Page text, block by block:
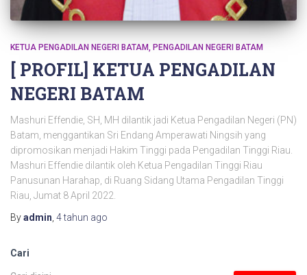
KETUA PENGADILAN NEGERI BATAM PENGADILAN NEGERI BATAM
[ PROFIL] KETUA PENGADILAN
NEGERI BATAM
Mashuri Effendie, SH, MH dilantik jadi Ketua Pengadilan Negeri (PN)
Batam, menggantikan Sri Endang Amperawati Ningsih yang
dipromosikan menjadi Hakim Tinggi pada Pengadilan Tinggi Riau.
Mashuri Effendie dilantik oleh Ketua Pengadilan Tinggi Riau
Panusunan Harahap, di Ruang Sidang Utama Pengadilan Tinggi
Riau, Jumat 8 April 2022.
Byadmin 4 tahun ago
Cari